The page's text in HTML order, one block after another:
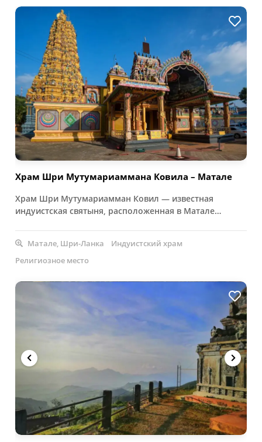
Храм Шри Мутумариаммана Ковила – Матале
Храм Шри Мутумариамман Ковил — известная
индуистская святыня, расположенная в Матале…
Матале, Шри-Ланка
Индуистский храм
Религиозное место